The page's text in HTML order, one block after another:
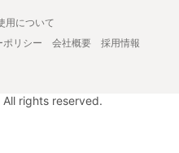
用について
ポリシー 会社概要
採用情報
rights reserved.